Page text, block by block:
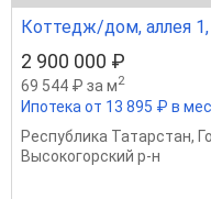
Коттедж/дом, аллея 1,
2 900 000 ₽
69 544 ₽ за м2
Ипотека от 13 895 ₽ в
Республика Татарстан,
Высокогорский р-н